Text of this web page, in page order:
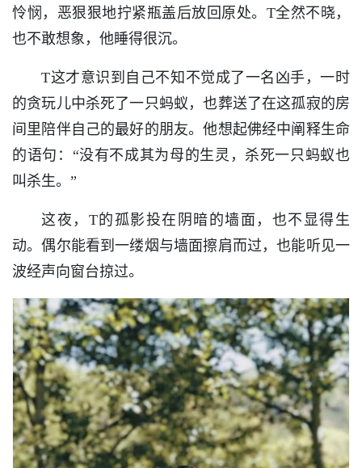
怜悯，恶狠狠地拧紧瓶盖后放回原处。T全然不晓，
也不敢想象，他睡得很沉。
T这才意识到自己不知不觉成了一名凶手，一时
的贪玩儿中杀死了一只蚂蚁，也葬送了在这孤寂的房
间里陪伴自己的最好的朋友。他想起佛经中阐释生命
的语句：“没有不成其为母的生灵，杀死一只蚂蚁也
叫杀生。”
这夜，T的孤影投在阴暗的墙面，也不显得生
动。偶尔能看到一缕烟与墙面擦肩而过，也能听见一
波经声向窗台掠过。